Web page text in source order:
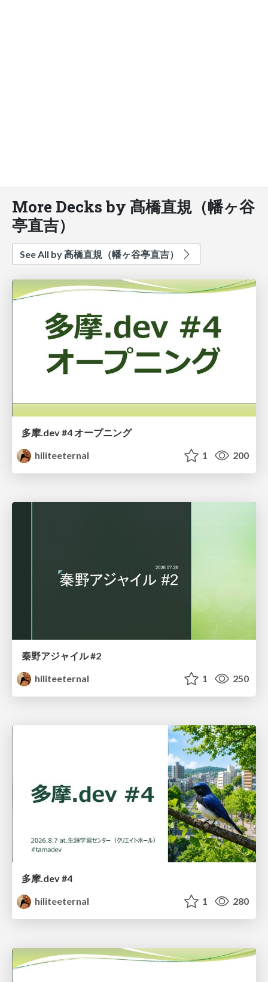
More Decks by 髙橋直規（幡ヶ谷
亭直吉）
See All by 髙橋直規（幡ヶ谷亭直吉）
多摩.dev #4 オープニング
hiliteeternal
1 200
秦野アジャイル #2
hiliteeternal
1 250
多摩.dev #4
hiliteeternal
1 280